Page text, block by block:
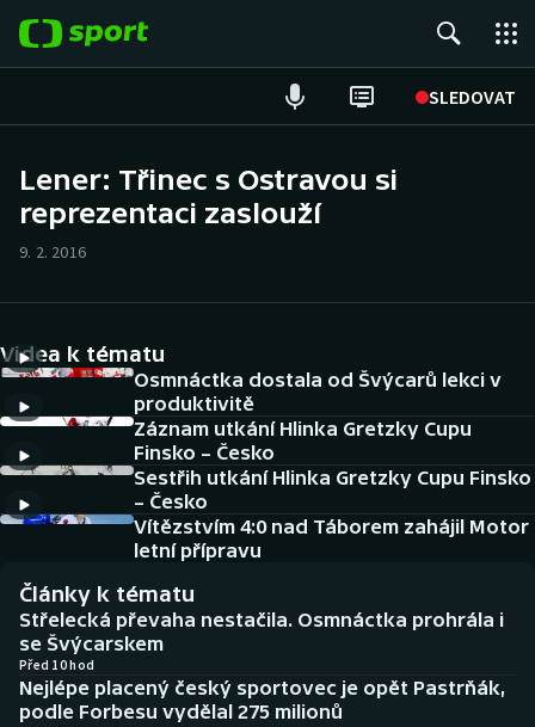
SLEDOVAT
Hokej
Cyklistika
DALŠÍ SPORTY
Americký fotbal
Baseball a softbal
Basketbal
Biatlon
NEPŘEHLÉDNĚTE
Historické návraty
Aplikace ČT sport
Lener: Třinec s Ostravou si
reprezentaci zaslouží
9. 2. 2016
Videa k tématu
Osmnáctka dostala od Švýcarů lekci v
produktivitě
Záznam utkání Hlinka Gretzky Cupu
Finsko – Česko
Sestřih utkání Hlinka Gretzky Cupu Finsko
– Česko
Vítězstvím 4:0 nad Táborem zahájil Motor
letní přípravu
Články k tématu
Střelecká převaha nestačila. Osmnáctka prohrála i
se Švýcarskem
Před 10 hod
Nejlépe placený český sportovec je opět Pastrňák,
podle Forbesu vydělal 275 milionů